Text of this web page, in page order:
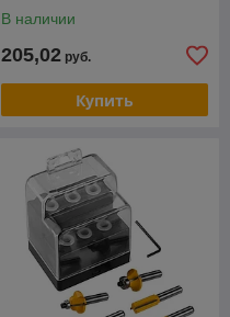
В наличии
205,02 руб.
Купить